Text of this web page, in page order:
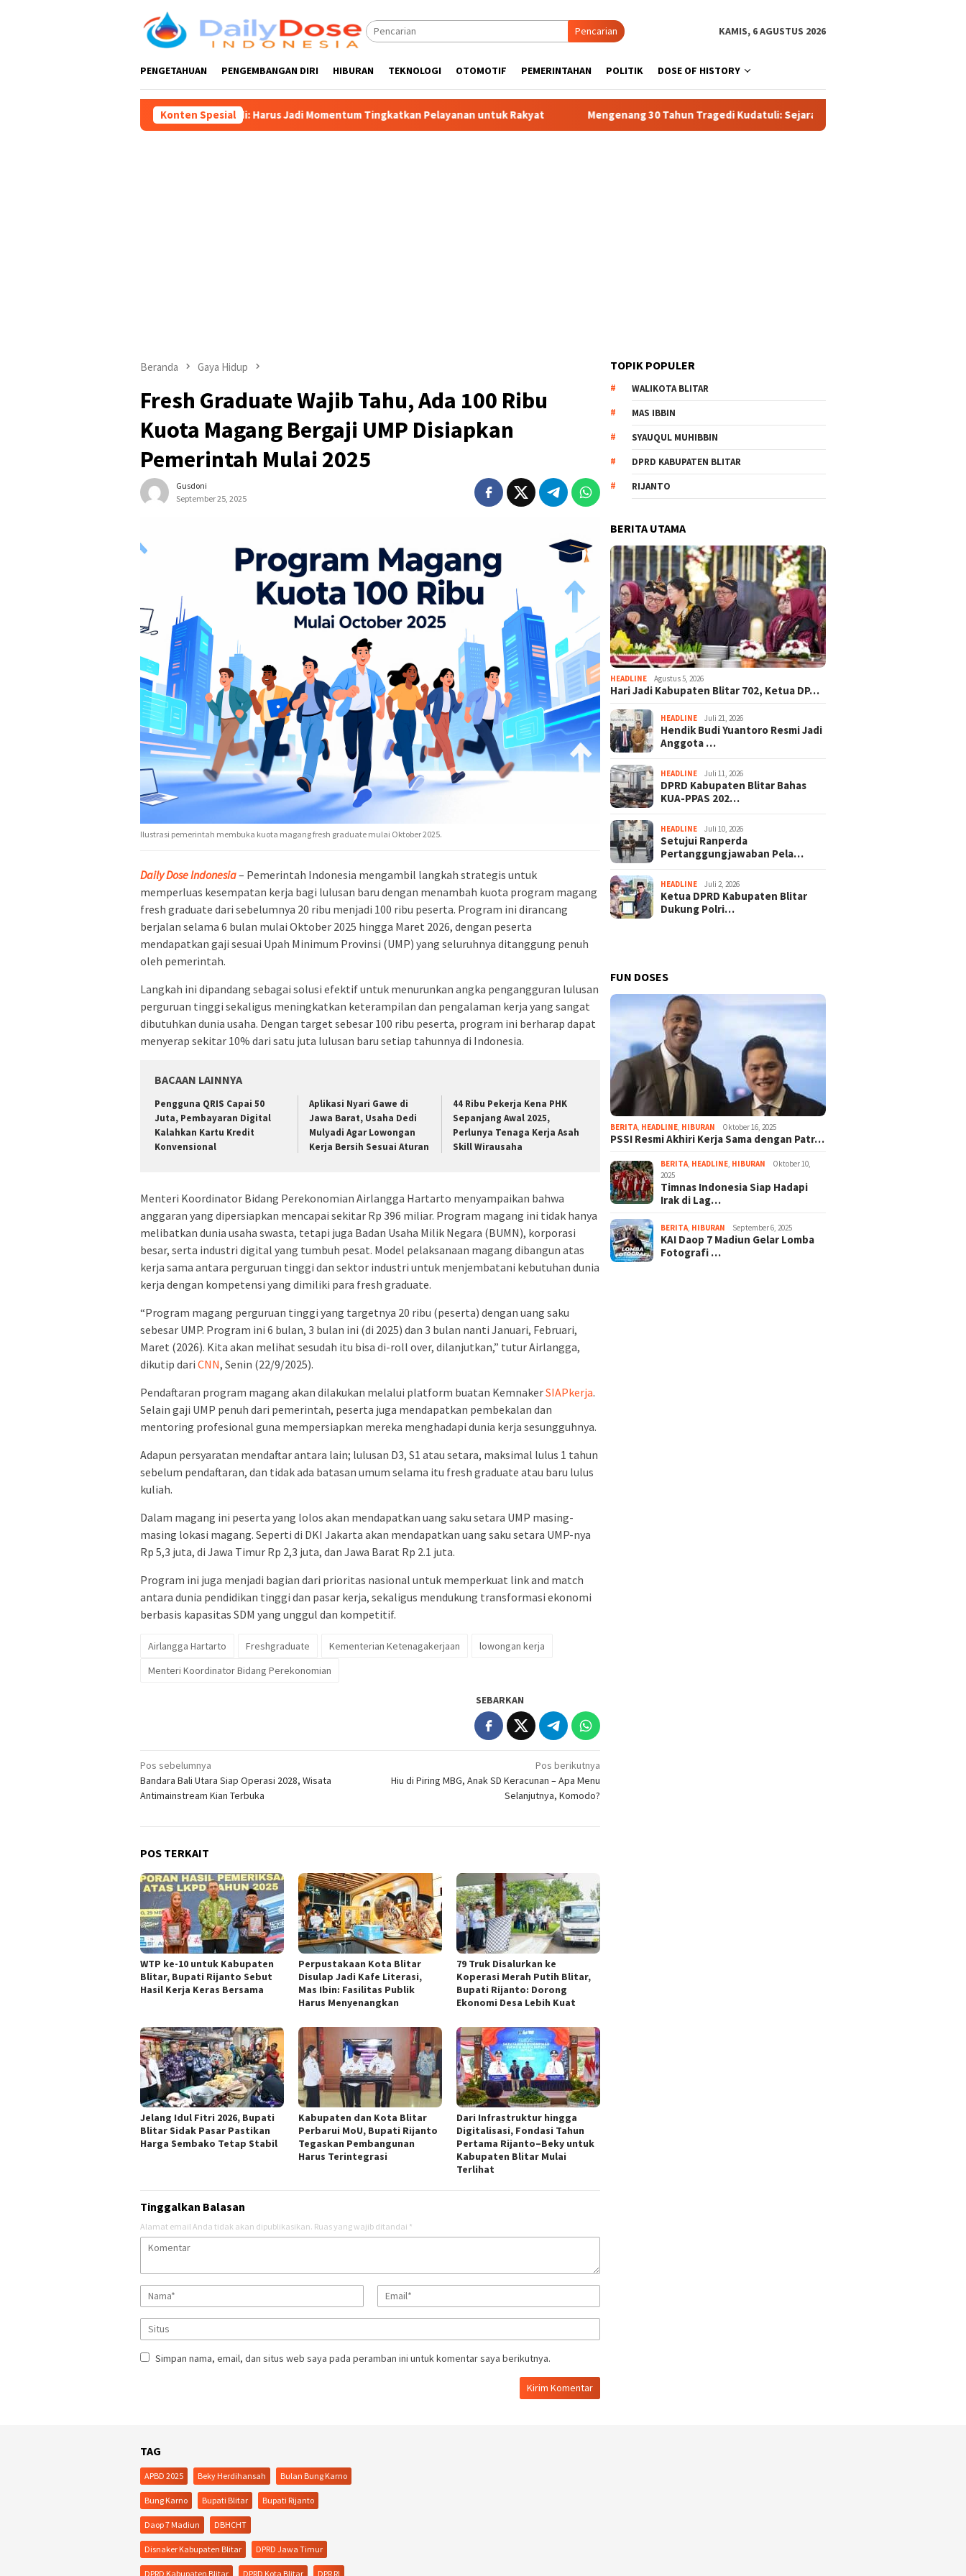
Pencarian KAMIS, 6 AGUSTUS 2026
PENGETAHUAN PENGEMBANGAN DIRI HIBURAN TEKNOLOGI OTOMOTIF PEMERINTAHAN POLITIK DOSE OF HISTORY
Konten Spesial
Blitar 702, Ketua DPRD Supriadi: Harus Jadi Momentum Tingkatkan Pelayanan untuk Rakyat Mengenang 30 Tahun Tragedi Kudatuli: Sejarah Kelam Politik Orde Baru dan Titik Balik
Beranda Gaya Hidup
Fresh Graduate Wajib Tahu, Ada 100 Ribu
Kuota Magang Bergaji UMP Disiapkan
Pemerintah Mulai 2025
Gusdoni
September 25, 2025
Ilustrasi pemerintah membuka kuota magang fresh graduate mulai Oktober 2025.
Daily Dose Indonesia– Pemerintah Indonesia mengambil langkah strategis untuk
memperluas kesempatan kerja bagi lulusan baru dengan menambah kuota program magang
fresh graduate dari sebelumnya 20 ribu menjadi 100 ribu peserta. Program ini dirancang
berjalan selama 6 bulan mulai Oktober 2025 hingga Maret 2026, dengan peserta
mendapatkan gaji sesuai Upah Minimum Provinsi (UMP) yang seluruhnya ditanggung penuh
oleh pemerintah.
Langkah ini dipandang sebagai solusi efektif untuk menurunkan angka pengangguran lulusan
perguruan tinggi sekaligus meningkatkan keterampilan dan pengalaman kerja yang sangat
dibutuhkan dunia usaha. Dengan target sebesar 100 ribu peserta, program ini berharap dapat
menyerap sekitar 10% dari satu juta lulusan baru setiap tahunnya di Indonesia.
BACAAN LAINNYA
Pengguna QRIS Capai 50
Juta, Pembayaran Digital
Kalahkan Kartu Kredit
Konvensional
Aplikasi Nyari Gawe di
Jawa Barat, Usaha Dedi
Mulyadi Agar Lowongan
Kerja Bersih Sesuai Aturan
44 Ribu Pekerja Kena PHK
Sepanjang Awal 2025,
Perlunya Tenaga Kerja Asah
Skill Wirausaha
Menteri Koordinator Bidang Perekonomian Airlangga Hartarto menyampaikan bahwa
anggaran yang dipersiapkan mencapai sekitar Rp 396 miliar. Program magang ini tidak hanya
melibatkan dunia usaha swasta, tetapi juga Badan Usaha Milik Negara (BUMN), korporasi
besar, serta industri digital yang tumbuh pesat. Model pelaksanaan magang dibangun atas
kerja sama antara perguruan tinggi dan sektor industri untuk menjembatani kebutuhan dunia
kerja dengan kompetensi yang dimiliki para fresh graduate.
“Program magang perguruan tinggi yang targetnya 20 ribu (peserta) dengan uang saku
sebesar UMP. Program ini 6 bulan, 3 bulan ini (di 2025) dan 3 bulan nanti Januari, Februari,
Maret (2026). Kita akan melihat sesudah itu bisa di-roll over, dilanjutkan,” tutur Airlangga,
dikutip dari CNN, Senin (22/9/2025).
Pendaftaran program magang akan dilakukan melalui platform buatan KemnakerSIAPkerja.
Selain gaji UMP penuh dari pemerintah, peserta juga mendapatkan pembekalan dan
mentoring profesional guna mempersiapkan mereka menghadapi dunia kerja sesungguhnya.
Adapun persyaratan mendaftar antara lain; lulusan D3, S1 atau setara, maksimal lulus 1 tahun
sebelum pendaftaran, dan tidak ada batasan umum selama itu fresh graduate atau baru lulus
kuliah.
Dalam magang ini peserta yang lolos akan mendapatkan uang saku setara UMP masing-
masing lokasi magang. Seperti di DKI Jakarta akan mendapatkan uang saku setara UMP-nya
Rp 5,3 juta, di Jawa Timur Rp 2,3 juta, dan Jawa Barat Rp 2.1 juta.
Program ini juga menjadi bagian dari prioritas nasional untuk memperkuat link and match
antara dunia pendidikan tinggi dan pasar kerja, sekaligus mendukung transformasi ekonomi
berbasis kapasitas SDM yang unggul dan kompetitif.
Airlangga Hartarto Freshgraduate Kementerian Ketenagakerjaan
lowongan kerja
Menteri Koordinator Bidang Perekonomian
SEBARKAN
Navigasi
pos
Pos sebelumnya
Bandara Bali Utara Siap Operasi 2028, Wisata
Antimainstream Kian Terbuka
Pos berikutnya
Hiu di Piring MBG, Anak SD Keracunan – Apa Menu
Selanjutnya, Komodo?
POS TERKAIT
WTP ke-10 untuk Kabupaten
Blitar, Bupati Rijanto Sebut
Hasil Kerja Keras Bersama
Perpustakaan Kota Blitar
Disulap Jadi Kafe Literasi,
Mas Ibin: Fasilitas Publik
Harus Menyenangkan
79 Truk Disalurkan ke
Koperasi Merah Putih Blitar,
Bupati Rijanto: Dorong
Ekonomi Desa Lebih Kuat
Jelang Idul Fitri 2026, Bupati
Blitar Sidak Pasar Pastikan
Harga Sembako Tetap Stabil
Kabupaten dan Kota Blitar
Perbarui MoU, Bupati Rijanto
Tegaskan Pembangunan
Harus Terintegrasi
Dari Infrastruktur hingga
Digitalisasi, Fondasi Tahun
Pertama Rijanto–Beky untuk
Kabupaten Blitar Mulai
Terlihat
Tinggalkan Balasan
Alamat email Anda tidak akan dipublikasikan. Ruas yang wajib ditandai *
Simpan nama, email, dan situs web saya pada peramban ini untuk komentar saya berikutnya.
TOPIK POPULER
WALIKOTA BLITAR
MAS IBBIN
SYAUQUL MUHIBBIN
DPRD KABUPATEN BLITAR
RIJANTO
BERITA UTAMA
HEADLINE Agustus 5, 2026
Hari Jadi Kabupaten Blitar 702, Ketua DP…
HEADLINE Juli 21, 2026
Hendik Budi Yuantoro Resmi Jadi
Anggota …
HEADLINE Juli 11, 2026
DPRD Kabupaten Blitar Bahas
KUA-PPAS 202…
HEADLINE Juli 10, 2026
Setujui Ranperda
Pertanggungjawaban Pela…
HEADLINE Juli 2, 2026
Ketua DPRD Kabupaten Blitar
Dukung Polri…
FUN DOSES
BERITA HEADLINE HIBURAN Oktober 16, 2025
PSSI Resmi Akhiri Kerja Sama dengan Patr…
BERITA HEADLINE HIBURAN
Oktober 10,
2025
Timnas Indonesia Siap Hadapi
Irak di Lag…
BERITA HIBURAN September 6, 2025
KAI Daop 7 Madiun Gelar Lomba
Fotografi …
TAG
APBD 2025 Beky Herdihansah Bulan Bung Karno
Bung Karno Bupati Blitar Bupati Rijanto
Daop 7 Madiun DBHCHT
Disnaker Kabupaten Blitar DPRD Jawa Timur
DPRD Kabupaten Blitar DPRD Kota Blitar DPR RI